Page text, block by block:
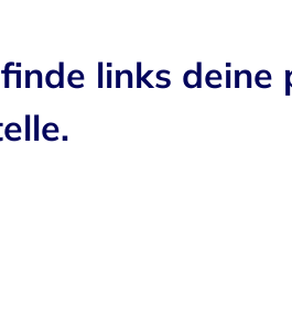
links deine